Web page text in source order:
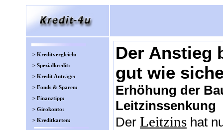
> Kreditvergleich:
> Spezialkredit:
> Kredit Anträge:
> Fonds & Sparen:
> Finanztipp:
> Girokonto:
> Kreditkarten:
Der Anstieg
gut wie
Erhöhung der
Leitzinssenkung
Der Leitzins hat